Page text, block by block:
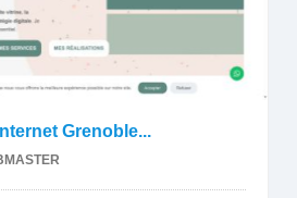
Grenoble...